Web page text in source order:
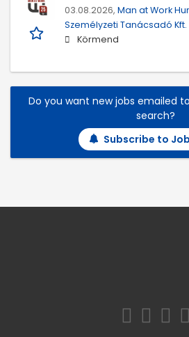
03.08.2026, Man at Work
Személyzeti Tanácsadó Kft.
Körmend
Do you want new jobs emailed
search?
Subscribe to